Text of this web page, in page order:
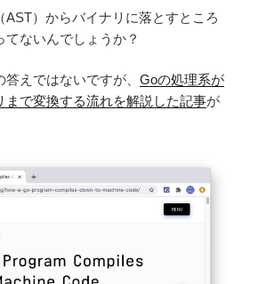
AST）からバイナリに落とすところ
ないんでしょうか？
えではないですが、 Goの処理系が
まで変換する流れを解説した記事が